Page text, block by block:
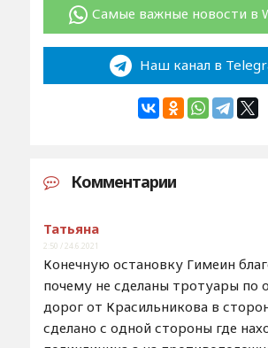
Самые важные новости в
Наш канал в
Комментарии
Татьяна
2:50 / 24.6.2021
Конечную остановку Гимеин
почему не сделаны тротуары по
дорог от Красильникова в
сделано с одной стороны где